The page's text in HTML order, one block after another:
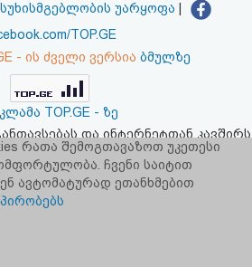
უარყოფა
TOP.GE
- ის ძველი ვერსია ბმულზე
TOP.GE - ზე
და ინტერნეტთან კავშირს
CLOUD9
რათა შემოგთავაზოთ უკეთესი
ჩვენი საიტით
ავტომატურად ეთანხმებით